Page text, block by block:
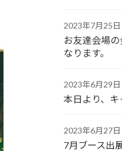
2023年7月25日
お友達会場
なります。
2023年6月29日
本日より、キ
2023年6月27日
7月ブース出